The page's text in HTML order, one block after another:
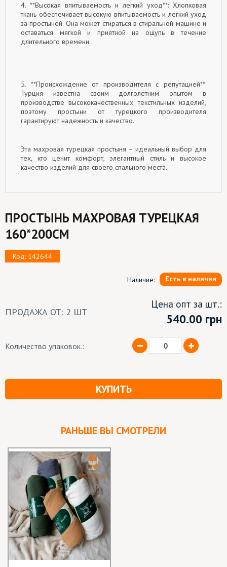
4. **Высокая впитываемость и легкий уход**: Хлопковая
ткань обеспечивает высокую впитываемость и легкий уход
за простыней. Она может стираться в стиральной машине и
оставаться мягкой и приятной на ощупь в течение
длительного времени.
5. **Происхождение от производителя с репутацией**:
Турция известна своим долголетним опытом в
производстве высококачественных текстильных изделий,
поэтому простыни от турецкого производителя
гарантируют надежность и качество.
Эта махровая турецкая простыня – идеальный выбор для
тех, кто ценит комфорт, элегантный стиль и высокое
качество изделий для своего спального места.
ПРОСТЫНЬ МАХРОВАЯ ТУРЕЦКАЯ
160*200СМ
Код: 142644
Наличие: Есть в наличии
ПРОДАЖА ОТ: 2 ШТ
Цена опт за шт.:
540.00 грн
Количество упаковок.:
КУПИТЬ
РАНЬШЕ ВЫ СМОТРЕЛИ